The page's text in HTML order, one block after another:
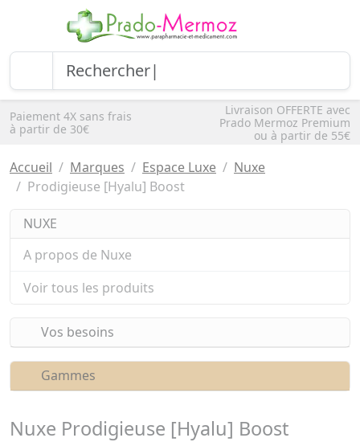
Paiement 4X sans frais
à partir de 30€
Livraison OFFERTE avec
Prado Mermoz Premium
ou à partir de 55€
Accueil Marques Espace Luxe
Nuxe
Prodigieuse [Hyalu] Boost
NUXE
A propos de Nuxe
Voir tous les produits
Vos besoins
Gammes
Nuxe Prodigieuse [Hyalu] Boost